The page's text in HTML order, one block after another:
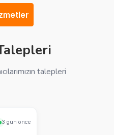
talepleri
3 gün önce